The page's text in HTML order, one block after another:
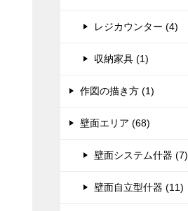
レジカウンター (4)
収納家具 (1)
作図の描き方 (1)
壁面エリア (68)
壁面システム什器 (7)
壁面自立型什器 (11)